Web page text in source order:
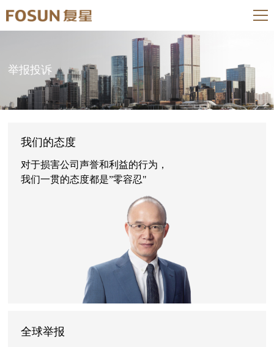
举报投诉
我们的态度
对于损害公司声誉和利益的行为，
我们一贯的态度都是”零容忍"
全球举报